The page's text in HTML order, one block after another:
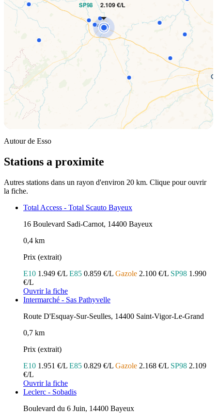
SP98 2.109 €/L
Autour de Esso
Stations a proximite
Autres stations dans un rayon d'environ 20 km. Clique pour ouvrir
la fiche.
Total Access - Total Scauto Bayeux
16 Boulevard Sadi-Carnot, 14400 Bayeux
0,4 km
Prix (extrait)
E10 1.949 €/L E85 0.859 €/L Gazole 2.100 €/L SP98 1.990
€/L
Ouvrir la fiche
Intermarché - Sas Pathyvelle
Route D'Esquay-Sur-Seulles, 14400 Saint-Vigor-Le-Grand
0,7 km
Prix (extrait)
E10 1.951 €/L E85 0.829 €/L Gazole 2.168 €/L SP98 2.109
€/L
Ouvrir la fiche
Leclerc - Sobadis
Boulevard du 6 Juin, 14400 Bayeux